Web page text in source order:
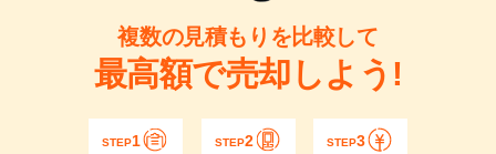
複数の見積もりを比較して
最高額で売却しよう!
STEP1 STEP2 STEP3